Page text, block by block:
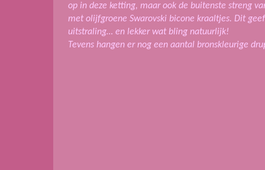
op in deze ketting, maar ook de buitenste streng
met olijfgroene Swarovski bicone kraaltjes. Dit
uitstraling… en lekker wat bling natuurlijk!
Tevens hangen er nog een aantal bronskleurige